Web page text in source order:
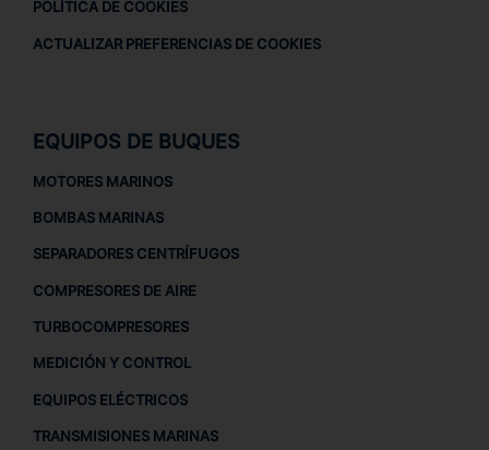
POLÍTICA DE COOKIES
ACTUALIZAR PREFERENCIAS DE COOKIES
EQUIPOS DE BUQUES
MOTORES MARINOS
BOMBAS MARINAS
SEPARADORES CENTRÍFUGOS
COMPRESORES DE AIRE
TURBOCOMPRESORES
MEDICIÓN Y CONTROL
EQUIPOS ELÉCTRICOS
TRANSMISIONES MARINAS